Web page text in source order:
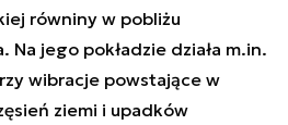
równiny w pobliżu
Na jego pokładzie działa m.in.
wibracje powstające w
ziemi i upadków